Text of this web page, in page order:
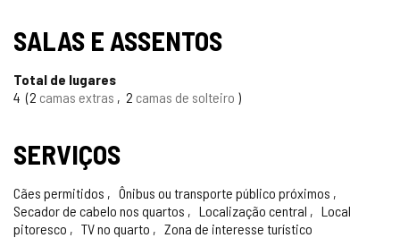
de
meus
SALAS E ASSENTOS
Total de lugares
4 2 camas extras 2 camas de solteiro
SERVIÇOS
Cães permitidos
Ônibus ou transporte público próximos
Secador de cabelo nos quartos
Localização central
Local
pitoresco
TV no quarto Zona de interesse turístico